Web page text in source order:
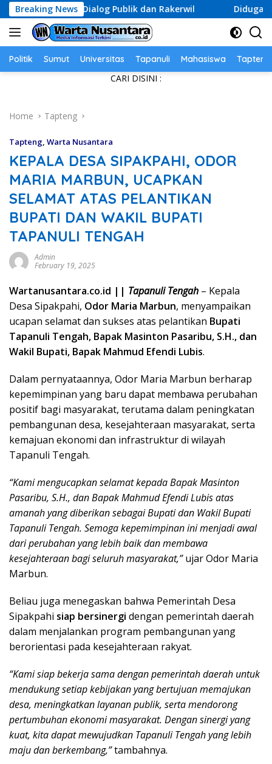
Skip
to
content
Breaking News
Dialog Publik dan Rakerwil Diduga Data Anak
Politik Sumut Universitas Tapanuli Mahasiswa Tapteng
CARI DISINI :
Home Tapteng
Tapteng, Warta Nusantara
KEPALA DESA SIPAKPAHI, ODOR
MARIA MARBUN, UCAPKAN
SELAMAT ATAS PELANTIKAN
BUPATI DAN WAKIL BUPATI
TAPANULI TENGAH
Admin
February 19, 2025
Wartanusantara.co.id || Tapanuli Tengah – Kepala
Desa Sipakpahi, Odor Maria Marbun, menyampaikan
ucapan selamat dan sukses atas pelantikan Bupati
Tapanuli Tengah, Bapak Masinton Pasaribu, S.H., dan
Wakil Bupati, Bapak Mahmud Efendi Lubis.
Dalam pernyataannya, Odor Maria Marbun berharap
kepemimpinan yang baru dapat membawa perubahan
positif bagi masyarakat, terutama dalam peningkatan
pembangunan desa, kesejahteraan masyarakat, serta
kemajuan ekonomi dan infrastruktur di wilayah
Tapanuli Tengah.
“Kami mengucapkan selamat kepada Bapak Masinton
Pasaribu, S.H., dan Bapak Mahmud Efendi Lubis atas
amanah yang diberikan sebagai Bupati dan Wakil Bupati
Tapanuli Tengah. Semoga kepemimpinan ini menjadi awal
dari perubahan yang lebih baik dan membawa
kesejahteraan bagi seluruh masyarakat,”ujar Odor Maria
Marbun.
Beliau juga menegaskan bahwa Pemerintah Desa
Sipakpahi siap bersinergi dengan pemerintah daerah
dalam menjalankan program pembangunan yang
berorientasi pada kesejahteraan rakyat.
“Kami siap bekerja sama dengan pemerintah daerah untuk
mendukung setiap kebijakan yang bertujuan memajukan
desa, meningkatkan layanan publik, serta mendorong
pertumbuhan ekonomi masyarakat. Dengan sinergi yang
kuat, kita dapat mewujudkan Tapanuli Tengah yang lebih
maju dan berkembang,”tambahnya.